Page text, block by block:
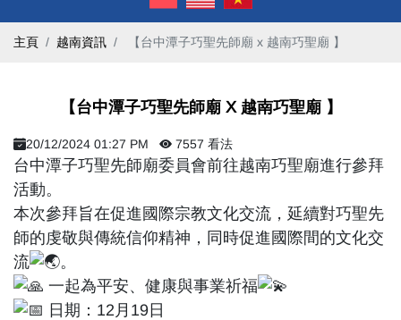
主頁 越南資訊 ​ 【台中潭子巧聖先師廟 x 越南巧聖廟 】 ​
​ 【台中潭子巧聖先師廟 X 越南巧聖廟 】 ​
20/12/2024 01:27 PM 7557 看法
台中潭子巧聖先師廟委員會前往越南巧聖廟進行參拜
活動。
本次參拜旨在促進國際宗教文化交流，延續對巧聖先
師的虔敬與傳統信仰精神，同時促進國際間的文化交
流
。
一起為平安、健康與事業祈福
日期：12月19日